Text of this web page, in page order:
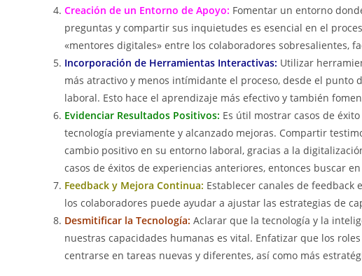
Creación de un Entorno de Apoyo: Fomentar un entorno
preguntas y compartir sus inquietudes es esencial en el
«mentores digitales» entre los colaboradores sobresalientes,
Incorporación de Herramientas Interactivas: Utilizar
más atractivo y menos intímidante el proceso, desde el punto
laboral. Esto hace el aprendizaje más efectivo y también
Evidenciar Resultados Positivos: Es útil mostrar casos de
tecnología previamente y alcanzado mejoras. Compartir
cambio positivo en su entorno laboral, gracias a la
casos de éxitos de experiencias anteriores, entonces buscar
Feedback y Mejora Continua: Establecer canales de feedback
los colaboradores puede ayudar a ajustar las estrategias de
Desmitificar la Tecnología: Aclarar que la tecnología y la
nuestras capacidades humanas es vital. Enfatizar que los
centrarse en tareas nuevas y diferentes, así como más